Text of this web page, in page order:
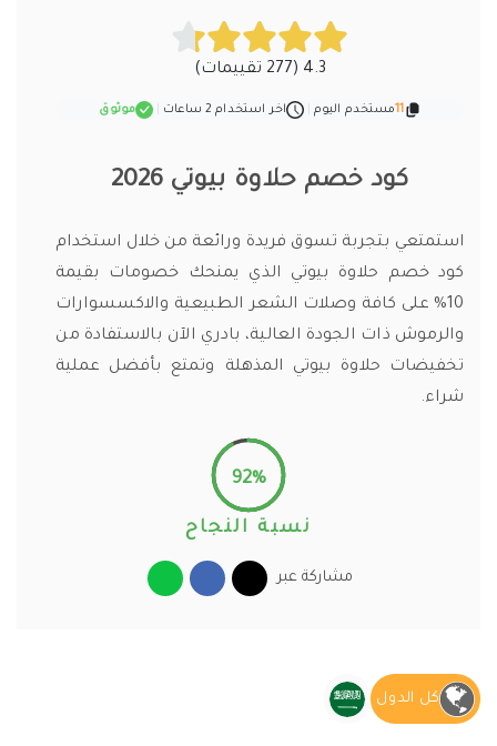
4.3 (277 تقييمات)
11مستخدم اليوم اخر استخدام 2 ساعات موثوق
كود خصم حلاوة بيوتي 2026
استمتعي بتجربة تسوق فريدة ورائعة من خلال استخدام
كود خصم حلاوة بيوتي الذي يمنحك خصومات بقيمة
10% على كافة وصلات الشعر الطبيعية والاكسسوارات
والرموش ذات الجودة العالية، بادري الآن بالاستفادة من
تخفيضات حلاوة بيوتي المذهلة وتمتع بأفضل عملية
شراء.
92%
نسبة النجاح
مشاركة عبر
كل الدول